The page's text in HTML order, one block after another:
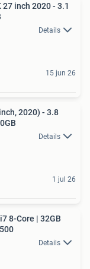
inch 2020 - 3.1
Details
15 jun 26
2020) - 3.8
Details
1 jul 26
8-Core | 32GB
Details